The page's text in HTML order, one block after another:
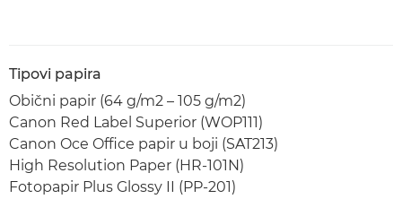
Tipovi papira
Obični papir (64 g/m2 – 105 g/m2)
Canon Red Label Superior (WOP111)
Canon Oce Office papir u boji (SAT213)
High Resolution Paper (HR-101N)
Fotopapir Plus Glossy II (PP-201)